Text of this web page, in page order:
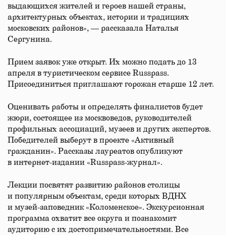
выдающихся жителей и героев нашей страны,
архитектурных объектах, истории и традициях
московских районов», — рассказала Наталья
Сергунина.
Прием заявок уже открыт. Их можно подать до 13
апреля в туристическом сервисе Russpass.
Присоединиться приглашают горожан старше 12 лет.
Оценивать работы и определять финалистов будет
жюри, состоящее из москвоведов, руководителей
профильных ассоциаций, музеев и других экспертов.
Победителей выберут в проекте «Активный
гражданин». Рассказы лауреатов опубликуют
в интернет-издании «Russpass-журнал».
Лекции посвятят развитию районов столицы
и популярным объектам, среди которых ВДНХ
и музей-заповедник «Коломенское». Экскурсионная
программа охватит все округа и познакомит
аудиторию с их достопримечательностями. Все